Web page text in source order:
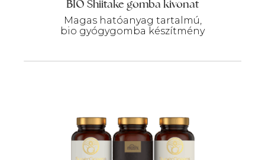
BIO Shiitake gomba kivonat
Magas hatóanyag tartalmú,
bio gyógygomba készítmény